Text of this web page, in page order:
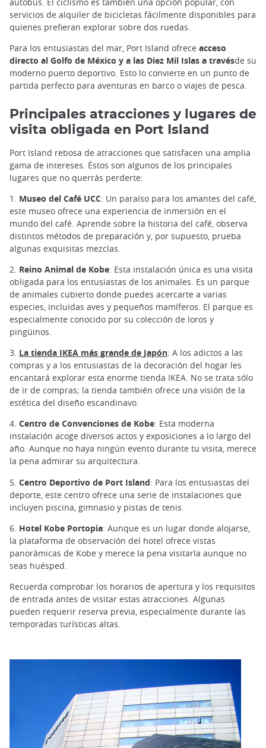
servicios de alquiler de bicicletas fácilmente disponibles para
quienes prefieran explorar sobre dos ruedas.
Para los entusiastas del mar, Port Island ofrece acceso
directo al Golfo de México y a las Diez Mil Islas a travésde su
moderno puerto deportivo. Esto lo convierte en un punto de
partida perfecto para aventuras en barco o viajes de pesca.
Principales atracciones y lugares de
visita obligada en Port Island
Port Island rebosa de atracciones que satisfacen una amplia
gama de intereses. Éstos son algunos de los principales
lugares que no querrás perderte:
1. Museo del Café UCC: Un paraíso para los amantes del café,
este museo ofrece una experiencia de inmersión en el
mundo del café. Aprende sobre la historia del café, observa
distintos métodos de preparación y, por supuesto, prueba
algunas exquisitas mezclas.
2. Reino Animal de Kobe: Esta instalación única es una visita
obligada para los entusiastas de los animales. Es un parque
de animales cubierto donde puedes acercarte a varias
especies, incluidas aves y pequeños mamíferos. El parque es
especialmente conocido por su colección de loros y
pingüinos.
3. La tienda IKEA más grande de Japón: A los adictos a las
compras y a los entusiastas de la decoración del hogar les
encantará explorar esta enorme tienda IKEA. No se trata sólo
de ir de compras; la tienda también ofrece una visión de la
estética del diseño escandinavo.
4. Centro de Convenciones de Kobe: Esta moderna
instalación acoge diversos actos y exposiciones a lo largo del
año. Aunque no haya ningún evento durante tu visita, merece
la pena admirar su arquitectura.
5. Centro Deportivo de Port Island: Para los entusiastas del
deporte, este centro ofrece una serie de instalaciones que
incluyen piscina, gimnasio y pistas de tenis.
6. Hotel Kobe Portopia: Aunque es un lugar donde alojarse,
la plataforma de observación del hotel ofrece vistas
panorámicas de Kobe y merece la pena visitarla aunque no
seas huésped.
Recuerda comprobar los horarios de apertura y los requisitos
de entrada antes de visitar estas atracciones. Algunas
pueden requerir reserva previa, especialmente durante las
temporadas turísticas altas.